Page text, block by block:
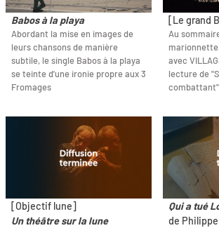
Babos à la playa
Abordant la mise en images de
leurs chansons de manière
subtile, le single Babos à la playa
se teinte d'une ironie propre aux 3
Fromages
[Le grand
Au
avec
lecture de
combattant".
[Objectif lune]
Un théâtre sur la lune
Qui a tué
de